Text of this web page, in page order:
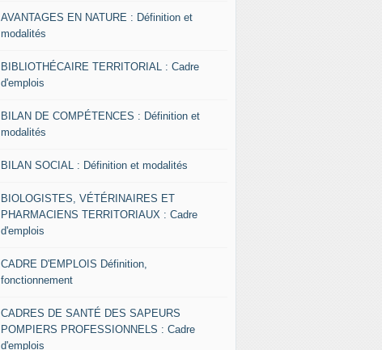
AVANTAGES EN NATURE : Définition et
modalités
BIBLIOTHÉCAIRE TERRITORIAL : Cadre
d'emplois
BILAN DE COMPÉTENCES : Définition et
modalités
BILAN SOCIAL : Définition et modalités
BIOLOGISTES, VÉTÉRINAIRES ET
PHARMACIENS TERRITORIAUX : Cadre
d'emplois
CADRE D'EMPLOIS Définition,
fonctionnement
CADRES DE SANTÉ DES SAPEURS
POMPIERS PROFESSIONNELS : Cadre
d'emplois